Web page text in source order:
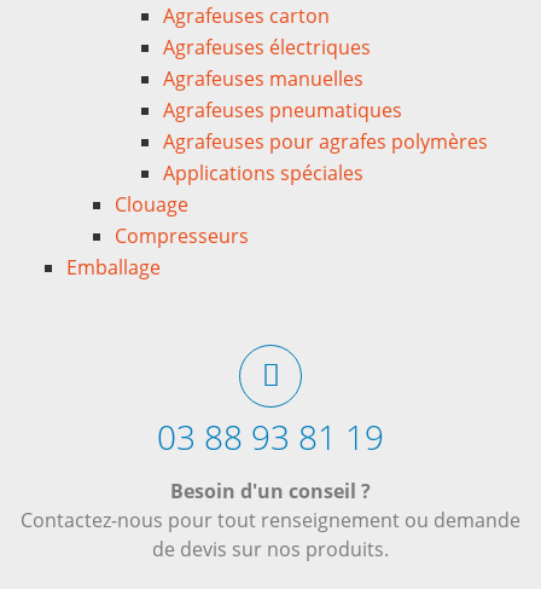
Agrafeuses carton
Agrafeuses électriques
Agrafeuses manuelles
Agrafeuses pneumatiques
Agrafeuses pour agrafes polymères
Applications spéciales
Clouage
Compresseurs
Emballage
03 88 93 81 19
Besoin d'un conseil ?
Contactez-nous pour tout renseignement ou demande
de devis sur nos produits.